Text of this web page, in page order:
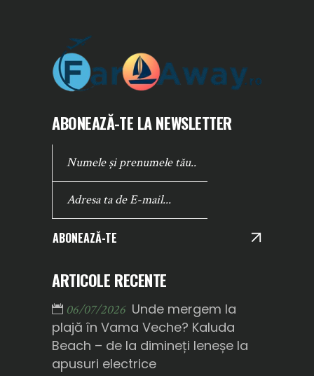
ABONEAZĂ-TE LA NEWSLETTER
ABONEAZĂ-TE
ARTICOLE RECENTE
06/07/2026 Unde mergem la
plajă în Vama Veche? Kaluda
Beach – de la dimineți leneșe la
apusuri electrice